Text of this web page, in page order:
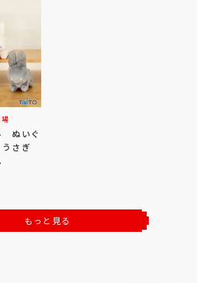
ぬいぐ
うさぎ
もっと見る